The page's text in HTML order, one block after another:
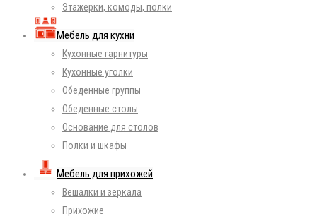
Этажерки, комоды, полки
Мебель для кухни
Кухонные гарнитуры
Кухонные уголки
Обеденные группы
Обеденные столы
Основание для столов
Полки и шкафы
Мебель для прихожей
Вешалки и зеркала
Прихожие